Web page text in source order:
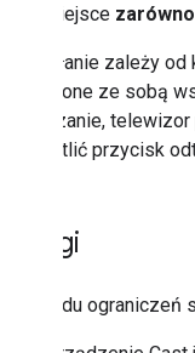
mieć miejsce zarówno
Przesyłanie zależy
Muszą one ze sobą
odtwarzanie,
wyświetlić przycisk
Uwagi
Z powodu